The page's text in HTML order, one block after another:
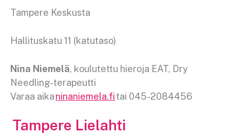
Tampere Keskusta
Hallituskatu 11 (katutaso)
Nina Niemelä, koulutettu hieroja EAT, Dry
Needling-terapeutti
Varaa aikaninaniemela.fitai 045-2084456
Tampere Lielahti